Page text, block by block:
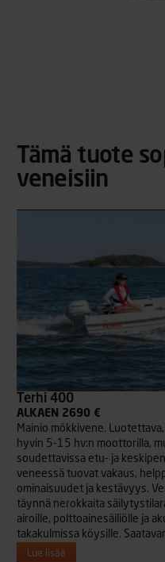
Tämä tuote
veneisiin
Terhi 400
ALKAEN 2690 €
Mainio mökkivene.
hyvin 5-15 hv:n moottorilla,
soudettavissa etu- ja
veneessä tuovat vakaus,
ominaisuudet ja kestävyys.
täynnä nerokkaita
airoille, polttoainesäiliölle ja
takakulmissa köysille.
Lue lisää